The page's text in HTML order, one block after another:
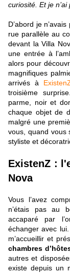
curiosité. Et je n’ai
D’abord je
rue parallèle au
devant la Villa
une entrée à
alors pour
magnifiques
arrivés à
troisième
parme, noir et
chaque objet de
malgré une
vous, quand vous
styliste et
ExistenZ :
Nova
Vous l’avez
n’étais pas au
accaparé par
échanger avec
m’accueillir et
chambres
autres et
existe depuis un